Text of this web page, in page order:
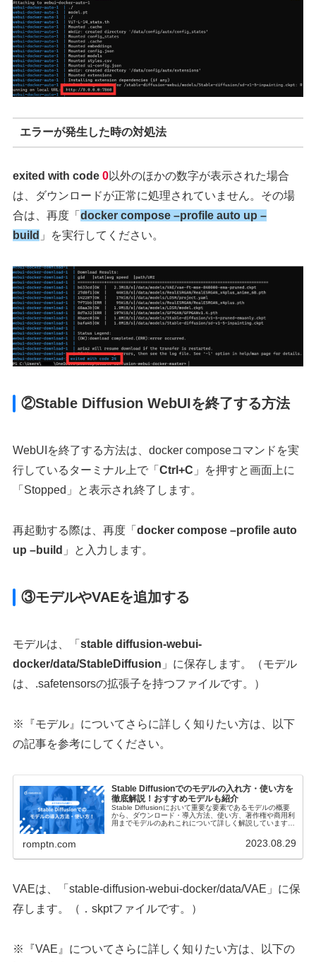
エラーが発生した時の対処法
exited with code 0以外のほかの数字が表示された場合
は、ダウンロードが正常に処理されていません。その場
合は、再度「docker compose –profile auto up –
build 」を実行してください。
②Stable Diffusion WebUIを終了する方法
WebUIを終了する方法は、docker composeコマンドを実
行しているターミナル上で「Ctrl+C 」を押すと画面上に
「Stopped」と表示され終了します。
再起動する際は、再度「docker compose –profile auto
up –build 」と入力します。
③モデルやVAEを追加する
モデルは、「stable diffusion-webui-
docker/data/StableDiffusion 」に保存します。（モデル
は、.safetensorsの拡張子を持つファイルです。）
※『モデル』についてさらに詳しく知りたい方は、以下
の記事を参考にしてください。
Stable Diffusionでのモデルの入れ方・使い方を
徹底解説！おすすめモデルも紹介
Stable Diffusionにおいて重要な要素であるモデルの概要
から、ダウンロード・導入方法、使い方、著作権や商用利
用までモデルのあれこれについて詳しく解説しています！
romptn.com 2023.08.29
VAEは、「stable-diffusion-webui-docker/data/VAE」に保
存します。（．skptファイルです。）
※『VAE』についてさらに詳しく知りたい方は、以下の